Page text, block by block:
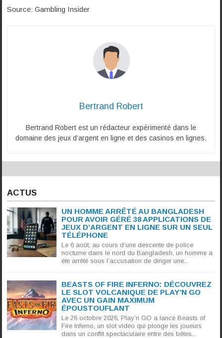
Source: Gambling Insider
Bertrand Robert
Bertrand Robert est un rédacteur expérimenté dans le
domaine des jeux d’argent en ligne et des casinos en lignes.
ACTUS
UN HOMME ARRÊTÉ AU BANGLADESH
POUR AVOIR GÉRÉ 38 APPLICATIONS DE
JEUX D’ARGENT EN LIGNE SUR UN SEUL
TÉLÉPHONE
Le 6 août, au cours d’une descente de police
nocturne dans le nord du Bangladesh, un homme a
été arrêté sous l’accusation de diriger une...
BEASTS OF FIRE INFERNO: DÉCOUVREZ
LE SLOT VOLCANIQUE DE PLAY’N GO
AVEC UN GAIN MAXIMUM
ÉPOUSTOUFLANT
Le 26 octobre 2026, Play’n GO a lancé Beasts of
Fire Inferno, un slot vidéo qui plonge les joueurs
dans un conflit spectaculaire entre des bêtes...